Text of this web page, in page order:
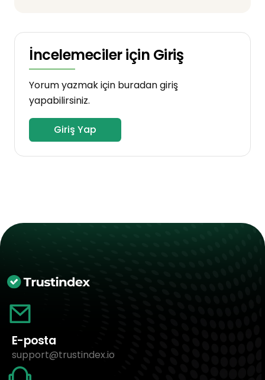
İncelemeciler için Giriş
Yorum yazmak için buradan giriş
yapabilirsiniz.
Giriş Yap
E-posta
support@trustindex.io